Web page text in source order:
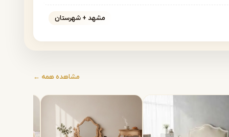
مشهد + شهرستان
مشاهده همه ←